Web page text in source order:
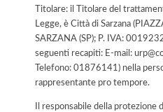
Titolare: il Titolare del
Legge, è Città di Sarzana
SARZANA (SP); P. IVA:
seguenti recapiti: E-mail:
Telefono: 01876141) nella
rappresentante pro tempore.
Il responsabile della protezione